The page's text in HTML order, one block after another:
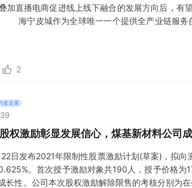
叠加直播电商促进线上线下融合的发展方向
海宁皮城作为全球唯一一个提供全产业链服务
革生产企业提供全链路产业服务。
2
老韭菜
权激励彰显发展信心，煤基新材料公司
日发布2021年限制性股票激励计划(草案)，拟
0.625%。首次授予激励对象共190人，授予
长性。公司本次股权激励解除限售的考核分别为